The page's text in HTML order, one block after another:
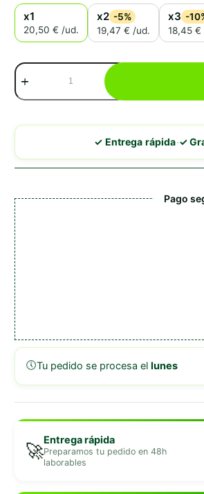
x1
20,50 € /ud.
x2 -5%
19,47 € /ud.
x3 -
18,45 €
Royal
Canin
Hypoallergenic
✓ Entrega rápida·✓
Pago
🕔Tu pedido se procesa el lunes
🚀Entrega rápida
Preparamos tu pedido en 48h
laborables